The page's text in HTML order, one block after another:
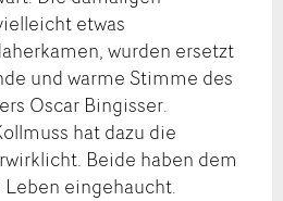
etwas
wurden ersetzt
und warme Stimme des
Oscar Bingisser.
hat dazu die
Beide haben dem
eingehaucht.